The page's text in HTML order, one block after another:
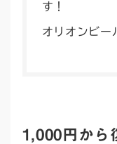
す！
オリオンビ
1,000円から